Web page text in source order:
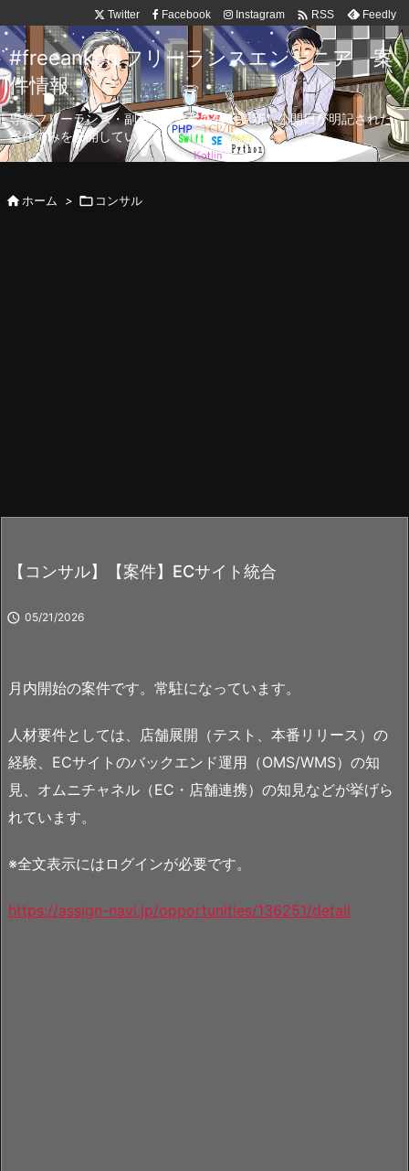
Twitter Facebook Instagram  RSS Feedly
#freeanken フリーランスエンジニア 案
件情報
専業フリーランス・副業向け案件を毎日更新！公開日が明記された
案件のみを公開しています。
ホーム >  コンサル
【コンサル】【案件】ECサイト統合
 05/21/2026
月内開始の案件です。常駐になっています。
人材要件としては、店舗展開（テスト、本番リリース）の
経験、ECサイトのバックエンド運用（OMS/WMS）の知
見、オムニチャネル（EC・店舗連携）の知見などが挙げら
れています。
※全文表示にはログインが必要です。
https://assign-navi.jp/opportunities/136251/detail